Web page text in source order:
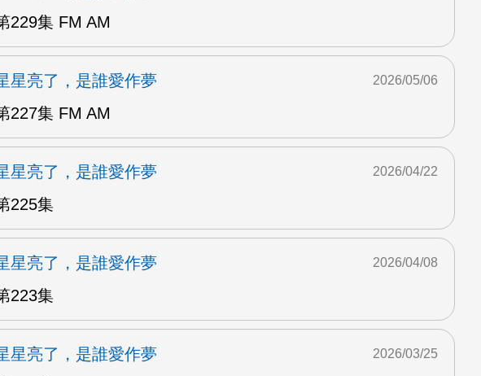
229集 FM AM
星亮了，是誰愛作夢
227集 FM AM
2026/05/06
星亮了，是誰愛作夢
225集
2026/04/22
星亮了，是誰愛作夢
223集
2026/04/08
星亮了，是誰愛作夢
2026/03/25